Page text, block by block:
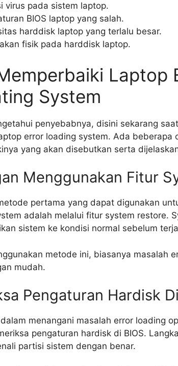
virus pada sistem laptop.
BIOS laptop yang salah.
harddisk laptop yang terlalu besar.
fisik pada harddisk laptop.
Laptop
System
penyebabnya, disini sekarang
error loading system. Ada beberapa
yang akan disebutkan serta
Menggunakan Fitur
pertama yang dapat digunakan
adalah melalui fitur system restore.
sistem ke kondisi normal sebelum
metode ini, biasanya masalah
mudah.
Pengaturan Hardisk
menangani masalah error loading
pengaturan hardisk di BIOS.
partisi sistem dengan benar.